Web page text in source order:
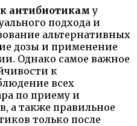
антибиотикам у
подхода и
альтернативных
дозы и применение
Однако самое важное
к
всех
по приему и
а также правильное
только после